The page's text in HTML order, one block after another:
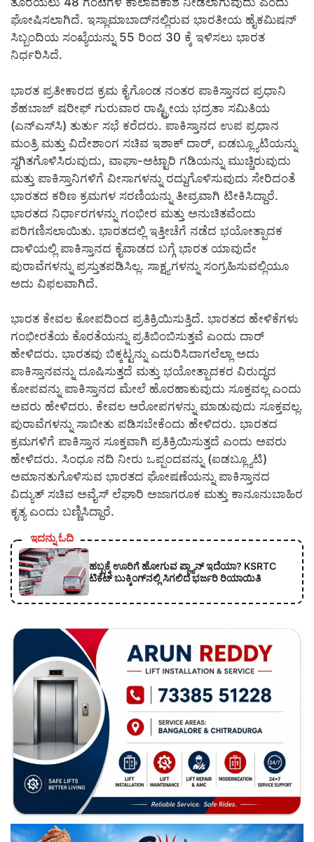
ಘೋಷಿಸಲಾಗಿದೆ. ಇಸ್ಲಾಮಾಬಾದ್‌ನಲ್ಲಿರುವ ಭಾರತೀಯ ಹೈಕಮಿಷನ್
ಸಿಬ್ಬಂದಿಯ ಸಂಖ್ಯೆಯನ್ನು 55 ರಿಂದ 30 ಕ್ಕೆ ಇಳಿಸಲು ಭಾರತ
ನಿರ್ಧರಿಸಿದೆ.
ಭಾರತ ಪ್ರತೀಕಾರದ ಕ್ರಮ ಕೈಗೊಂಡ ನಂತರ ಪಾಕಿಸ್ತಾನದ ಪ್ರಧಾನಿ
ಶೆಹಬಾಜ್ ಷರೀಫ್ ಗುರುವಾರ ರಾಷ್ಟ್ರೀಯ ಭದ್ರತಾ ಸಮಿತಿಯ
(ಎನ್‌ಎಸ್‌ಸಿ) ತುರ್ತು ಸಭೆ ಕರೆದರು. ಪಾಕಿಸ್ತಾನದ ಉಪ ಪ್ರಧಾನ
ಮಂತ್ರಿ ಮತ್ತು ವಿದೇಶಾಂಗ ಸಚಿವ ಇಶಾಕ್ ದಾರ್, ಐಡಬ್ಲ್ಯೂಟಿಯನ್ನು
ಸ್ಥಗಿತಗೊಳಿಸಿರುವುದು, ವಾಘಾ-ಅಟ್ಟಾರಿ ಗಡಿಯನ್ನು ಮುಚ್ಚಿರುವುದು
ಮತ್ತು ಪಾಕಿಸ್ತಾನಿಗಳಿಗೆ ವೀಸಾಗಳನ್ನು ರದ್ದುಗೊಳಿಸುವುದು ಸೇರಿದಂತೆ
ಭಾರತದ ಕಠಿಣ ಕ್ರಮಗಳ ಸರಣಿಯನ್ನು ತೀವ್ರವಾಗಿ ಟೀಕಿಸಿದ್ದಾರೆ.
ಭಾರತದ ನಿರ್ಧಾರಗಳನ್ನು ಗಂಭೀರ ಮತ್ತು ಅನುಚಿತವೆಂದು
ಪರಿಗಣಿಸಲಾಯಿತು. ಭಾರತದಲ್ಲಿ ಇತ್ತೀಚೆಗೆ ನಡೆದ ಭಯೋತ್ಪಾದಕ
ದಾಳಿಯಲ್ಲಿ ಪಾಕಿಸ್ತಾನದ ಕೈವಾಡದ ಬಗ್ಗೆ ಭಾರತ ಯಾವುದೇ
ಪುರಾವೆಗಳನ್ನು ಪ್ರಸ್ತುತಪಡಿಸಿಲ್ಲ. ಸಾಕ್ಷ್ಯಗಳನ್ನು ಸಂಗ್ರಹಿಸುವಲ್ಲಿಯೂ
ಅದು ವಿಫಲವಾಗಿದೆ.
ಭಾರತ ಕೇವಲ ಕೋಪದಿಂದ ಪ್ರತಿಕ್ರಿಯಿಸುತ್ತಿದೆ. ಭಾರತದ ಹೇಳಿಕೆಗಳು
ಗಂಭೀರತೆಯ ಕೊರತೆಯನ್ನು ಪ್ರತಿಬಿಂಬಿಸುತ್ತವೆ ಎಂದು ದಾರ್
ಹೇಳಿದರು. ಭಾರತವು ಬಿಕ್ಕಟ್ಟನ್ನು ಎದುರಿಸಿದಾಗಲೆಲ್ಲಾ ಅದು
ಪಾಕಿಸ್ತಾನವನ್ನು ದೂಷಿಸುತ್ತದೆ ಮತ್ತು ಭಯೋತ್ಪಾದಕರ ವಿರುದ್ಧದ
ಕೋಪವನ್ನು ಪಾಕಿಸ್ತಾನದ ಮೇಲೆ ಹೊರಹಾಕುವುದು ಸೂಕ್ತವಲ್ಲ ಎಂದು
ಅವರು ಹೇಳಿದರು. ಕೇವಲ ಆರೋಪಗಳನ್ನು ಮಾಡುವುದು ಸೂಕ್ತವಲ್ಲ.
ಪುರಾವೆಗಳನ್ನು ಸಾಬೀತು ಪಡಿಸಬೇಕೆಂದು ಹೇಳಿದರು. ಭಾರತದ
ಕ್ರಮಗಳಿಗೆ ಪಾಕಿಸ್ತಾನ ಸೂಕ್ತವಾಗಿ ಪ್ರತಿಕ್ರಿಯಿಸುತ್ತದೆ ಎಂದು ಅವರು
ಹೇಳಿದರು. ಸಿಂಧೂ ನದಿ ನೀರು ಒಪ್ಪಂದವನ್ನು (ಐಡಬ್ಲ್ಯೂಟಿ)
ಅಮಾನತುಗೊಳಿಸುವ ಭಾರತದ ಘೋಷಣೆಯನ್ನು ಪಾಕಿಸ್ತಾನದ
ವಿದ್ಯುತ್ ಸಚಿವ ಅವೈಸ್ ಲೆಘಾರಿ ಅಜಾಗರೂಕ ಮತ್ತು ಕಾನೂನುಬಾಹಿರ
ಕೃತ್ಯ ಎಂದು ಬಣ್ಣಿಸಿದ್ದಾರೆ.
ಇದನ್ನು ಓದಿ
ಹಬ್ಬಕ್ಕೆ ಊರಿಗೆ ಹೋಗುವ ಪ್ಲ್ಯಾನ್ ಇದೆಯಾ? KSRTC
ಟಿಕೆಟ್ ಬುಕ್ಕಿಂಗ್‌ನಲ್ಲಿ ಸಿಗಲಿದೆ ಭರ್ಜರಿ ರಿಯಾಯಿತಿ